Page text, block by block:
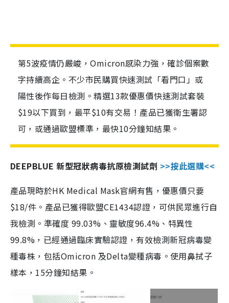
第5波疫情仍嚴峻，Omicron感染力強，確診個案數
字持續高企。不少市民購買快速測試「看門口」或
陽性後作每日檢測。精選13款優惠價快速測試套裝
$19以下買到，最平$10有交易！產品已獲衛生署認
可，或通過歐盟標準，最快10分鐘知結果。
DEEPBLUE 新型冠狀病毒抗原檢測試劑 >>按此選購<<
產品現時於HK Medical Mask官網有售，優惠價只要
$18/件。產品已獲得歐盟CE1434認證，可供民眾進行自
我檢測。準確度 99.03%、靈敏度96.4%、特異性
99.8%，已經通過臨床實驗認證，有效檢測新冠病毒變
種毒株，包括Omicron 及Delta變種病毒。使用鼻拭子
樣本，15分鐘知結果。